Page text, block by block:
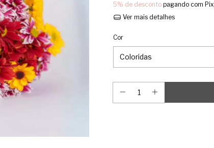
5% de desconto pagando com Pix
Ver mais detalhes
Cor